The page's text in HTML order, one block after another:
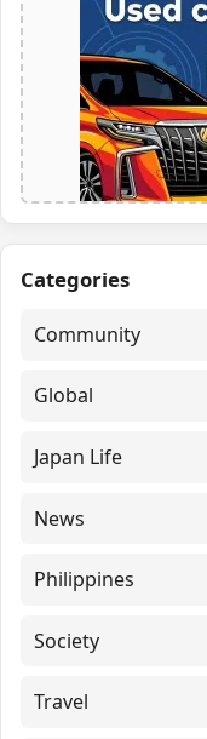
Categories
Community
Global
Japan Life
News
Philippines
Society
Travel